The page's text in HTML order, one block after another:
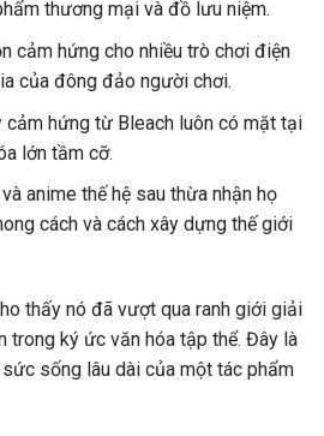
thương mại và đồ lưu niệm.
cảm hứng cho nhiều trò chơi điện
của đông đảo người chơi.
hứng từ Bleach luôn có mặt tại
lớn tầm cỡ.
anime thế hệ sau thừa nhận họ
cách và cách xây dựng thế giới
thấy nó đã vượt qua ranh giới giải
trong ký ức văn hóa tập thể. Đây là
sống lâu dài của một tác phẩm